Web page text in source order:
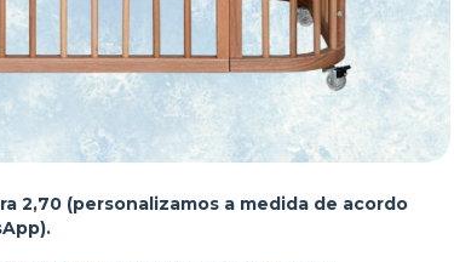
2,70 (personalizamos a medida de acordo